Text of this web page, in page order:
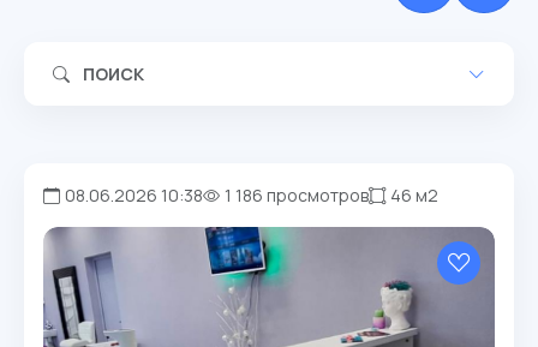
ПОИСК
08.06.2026 10:38 1 186 просмотров 46 м2